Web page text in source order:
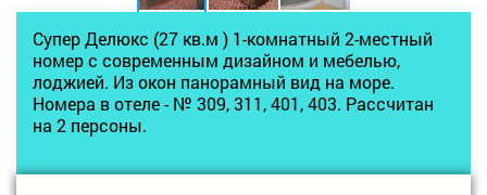
Супер Делюкс (27 кв.м ) 1-комнатный 2-местный
номер с современным дизайном и мебелью,
лоджией. Из окон панорамный вид на море.
Номера в отеле - № 309, 311, 401, 403. Рассчитан
на 2 персоны.